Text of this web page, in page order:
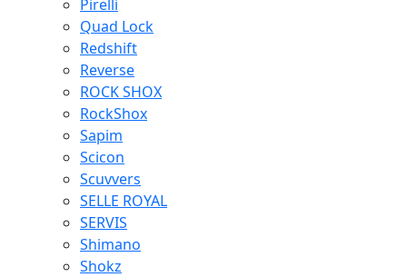
Pirelli
Quad Lock
Redshift
Reverse
ROCK SHOX
RockShox
Sapim
Scicon
Scuvvers
SELLE ROYAL
SERVIS
Shimano
Shokz